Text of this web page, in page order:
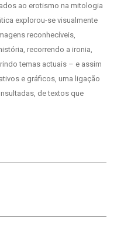
ao erotismo na mitologia
explorou-se visualmente
reconhecíveis,
recorrendo a ironia,
temas actuais – e assim
e gráficos, uma ligação
de textos que